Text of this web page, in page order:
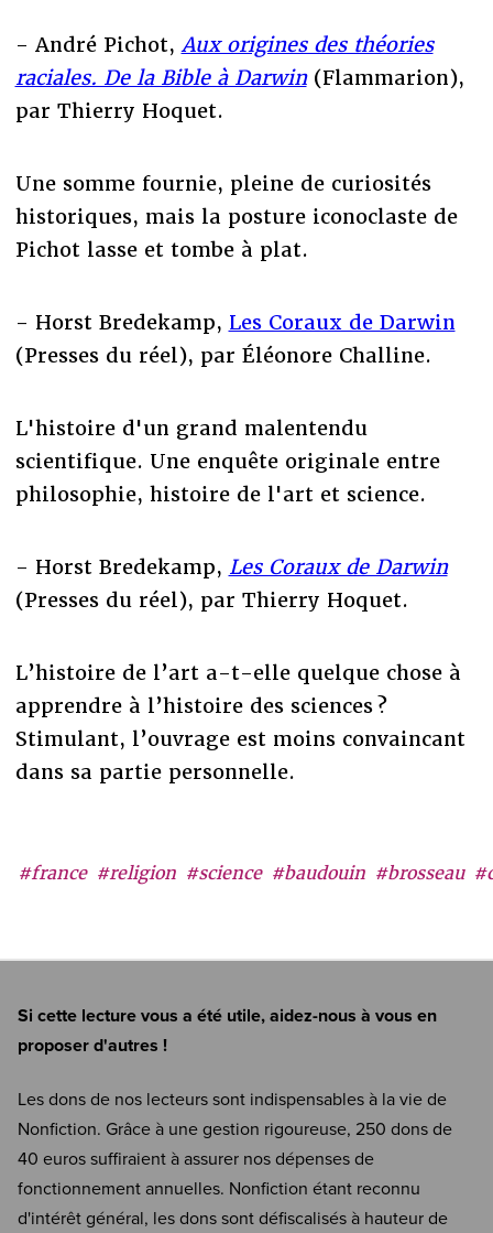
#france #religion #science #baudouin #brosseau
- André Pichot, Aux origines des théories
raciales. De la Bible à Darwin(Flammarion),
par Thierry Hoquet.
Une somme fournie, pleine de curiosités
historiques, mais la posture iconoclaste de
Pichot lasse et tombe à plat.
- Horst Bredekamp, Les Coraux de Darwin
(Presses du réel), par Éléonore Challine.
L'histoire d'un grand malentendu
scientifique. Une enquête originale entre
philosophie, histoire de l'art et science.
- Horst Bredekamp, Les Coraux de Darwin
(Presses du réel), par Thierry Hoquet.
L’histoire de l’art a-t-elle quelque chose à
apprendre à l’histoire des sciences ?
Stimulant, l’ouvrage est moins convaincant
dans sa partie personnelle.
Si cette lecture vous a été utile, aidez-nous à vous en
proposer d'autres !
Les dons de nos lecteurs sont indispensables à la vie de
Nonfiction. Grâce à une gestion rigoureuse, 250 dons de
40 euros suffiraient à assurer nos dépenses de
fonctionnement annuelles. Nonfiction étant reconnu
d'intérêt général, les dons sont défiscalisés à hauteur de